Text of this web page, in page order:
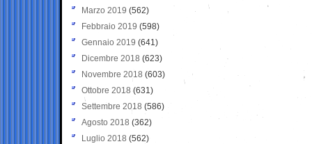
Marzo 2019 (562)
Febbraio 2019 (598)
Gennaio 2019 (641)
Dicembre 2018 (623)
Novembre 2018 (603)
Ottobre 2018 (631)
Settembre 2018 (586)
Agosto 2018 (362)
Luglio 2018 (562)